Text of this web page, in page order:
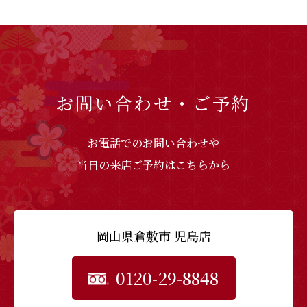
お問い合わせ・ご予約
お電話でのお問い合わせや
当日の来店ご予約はこちらから
岡山県倉敷市 児島店
0120-29-8848